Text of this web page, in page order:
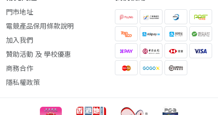
門市地址
電競產品保用條款說明
加入我們
贊助活動 及 學校優惠
商務合作
隱私權政策